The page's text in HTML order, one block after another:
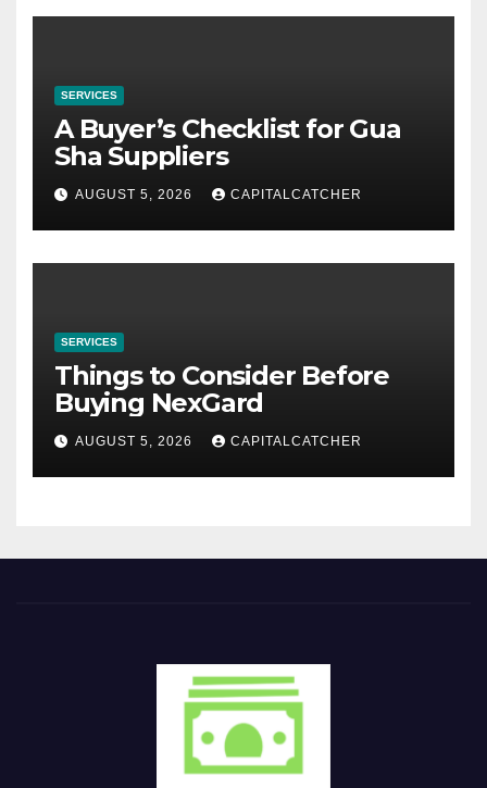
SERVICES
A Buyer’s Checklist for Gua
Sha Suppliers
AUGUST 5, 2026 CAPITALCATCHER
SERVICES
Things to Consider Before
Buying NexGard
AUGUST 5, 2026 CAPITALCATCHER